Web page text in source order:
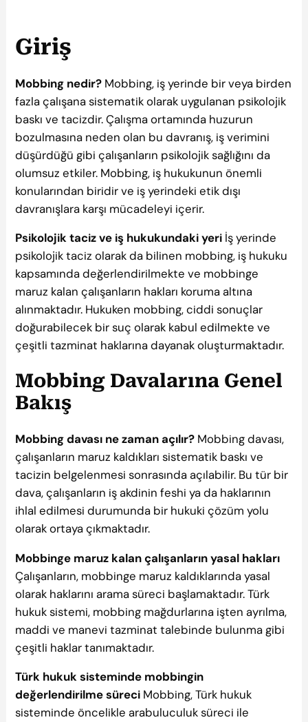
Giriş
Mobbing nedir? Mobbing, iş yerinde bir veya birden
fazla çalışana sistematik olarak uygulanan psikolojik
baskı ve tacizdir. Çalışma ortamında huzurun
bozulmasına neden olan bu davranış, iş verimini
düşürdüğü gibi çalışanların psikolojik sağlığını da
olumsuz etkiler. Mobbing, iş hukukunun önemli
konularından biridir ve iş yerindeki etik dışı
davranışlara karşı mücadeleyi içerir.
Psikolojik taciz ve iş hukukundaki yeri İş yerinde
psikolojik taciz olarak da bilinen mobbing, iş hukuku
kapsamında değerlendirilmekte ve mobbinge
maruz kalan çalışanların hakları koruma altına
alınmaktadır. Hukuken mobbing, ciddi sonuçlar
doğurabilecek bir suç olarak kabul edilmekte ve
çeşitli tazminat haklarına dayanak oluşturmaktadır.
Mobbing Davalarına Genel
Bakış
Mobbing davası ne zaman açılır? Mobbing davası,
çalışanların maruz kaldıkları sistematik baskı ve
tacizin belgelenmesi sonrasında açılabilir. Bu tür bir
dava, çalışanların iş akdinin feshi ya da haklarının
ihlal edilmesi durumunda bir hukuki çözüm yolu
olarak ortaya çıkmaktadır.
Mobbinge maruz kalan çalışanların yasal hakları
Çalışanların, mobbinge maruz kaldıklarında yasal
olarak haklarını arama süreci başlamaktadır. Türk
hukuk sistemi, mobbing mağdurlarına işten ayrılma,
maddi ve manevi tazminat talebinde bulunma gibi
çeşitli haklar tanımaktadır.
Türk hukuk sisteminde mobbingin
değerlendirilme süreci Mobbing, Türk hukuk
sisteminde öncelikle arabuluculuk süreci ile